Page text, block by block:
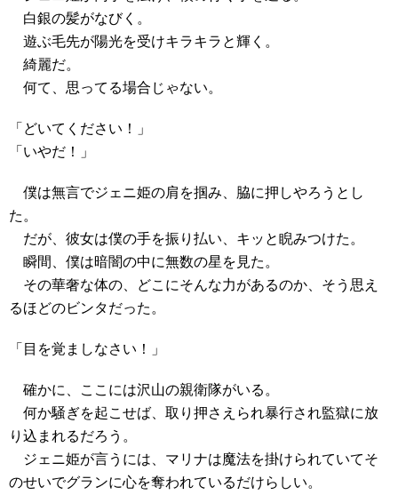
白銀の髪がなびく。
遊ぶ毛先が陽光を受けキラキラと輝く。
綺麗だ。
何て、思ってる場合じゃない。
「どいてください！」
「いやだ！」
僕は無言でジェニ姫の肩を掴み、脇に押しやろうとし
た。
だが、彼女は僕の手を振り払い、キッと睨みつけた。
瞬間、僕は暗闇の中に無数の星を見た。
その華奢な体の、どこにそんな力があるのか、そう思え
るほどのビンタだった。
「目を覚ましなさい！」
確かに、ここには沢山の親衛隊がいる。
何か騒ぎを起こせば、取り押さえられ暴行され監獄に放
り込まれるだろう。
ジェニ姫が言うには、マリナは魔法を掛けられていてそ
のせいでグランに心を奪われているだけらしい。